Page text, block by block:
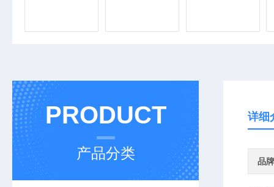
PRODUCT
产品分类
详细
品牌